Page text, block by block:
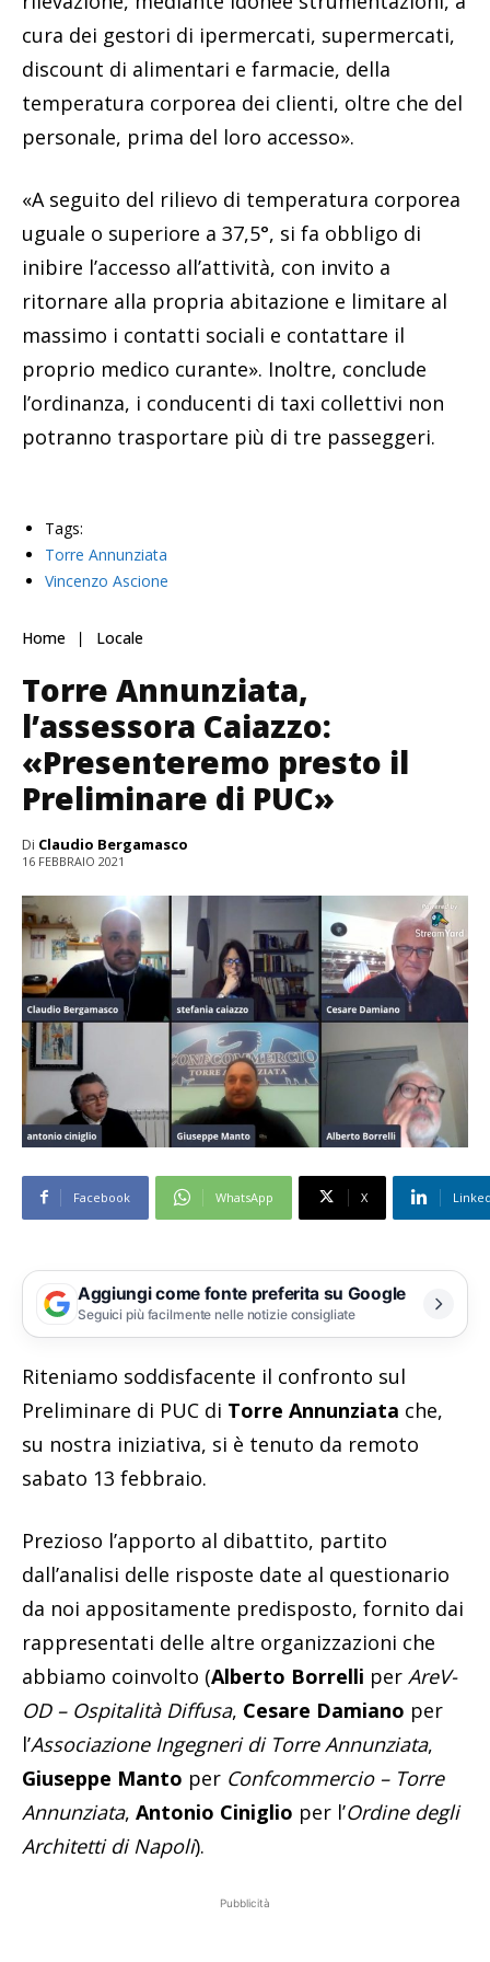
cura dei gestori di ipermercati, supermercati,
discount di alimentari e farmacie, della
temperatura corporea dei clienti, oltre che del
personale, prima del loro accesso».
«A seguito del rilievo di temperatura corporea
uguale o superiore a 37,5°, si fa obbligo di
inibire l’accesso all’attività, con invito a
ritornare alla propria abitazione e limitare al
massimo i contatti sociali e contattare il
proprio medico curante». Inoltre, conclude
l’ordinanza, i conducenti di taxi collettivi non
potranno trasportare più di tre passeggeri.
Tags:
Torre Annunziata
Vincenzo Ascione
Home Locale
Torre Annunziata,
l’assessora Caiazzo:
«Presenteremo presto il
Preliminare di PUC»
Di Claudio Bergamasco
16 FEBBRAIO 2021
Facebook WhatsApp X
Aggiungi come fonte preferita su Google
Seguici più facilmente nelle notizie consigliate
Riteniamo soddisfacente il confronto sul
Preliminare di PUC di Torre Annunziata che,
su nostra iniziativa, si è tenuto da remoto
sabato 13 febbraio.
Prezioso l’apporto al dibattito, partito
dall’analisi delle risposte date al questionario
da noi appositamente predisposto, fornito dai
rappresentati delle altre organizzazioni che
abbiamo coinvolto (Alberto Borrelli per AreV-
OD – Ospitalità Diffusa, Cesare Damiano per
l’Associazione Ingegneri di Torre Annunziata,
Giuseppe Manto per Confcommercio – Torre
Annunziata, Antonio Ciniglio per l’Ordine degli
Architetti di Napoli).
Pubblicità